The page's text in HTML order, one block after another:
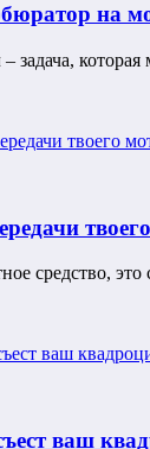
на
задача,
средство,
ваш